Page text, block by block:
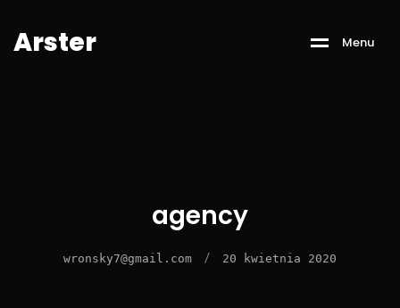
Arster Menu
agency
wronsky7@gmail.com / 20 kwietnia 2020